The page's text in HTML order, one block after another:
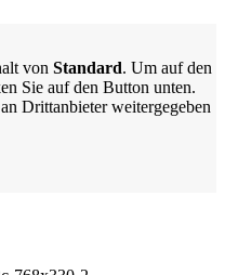
von Standard. Um auf den
Sie auf den Button unten.
Drittanbieter weitergegeben